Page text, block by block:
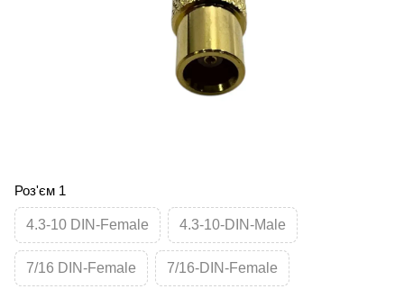
Роз'єм 1
4.3-10 DIN-Female 4.3-10-DIN-Male
7/16 DIN-Female 7/16-DIN-Female